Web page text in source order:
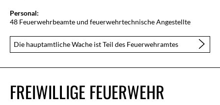
Personal:
48 Feuerwehrbeamte und feuerwehrtechnische Angestellte
Die hauptamtliche Wache ist Teil des Feuerwehramtes
FREIWILLIGE FEUERWEHR